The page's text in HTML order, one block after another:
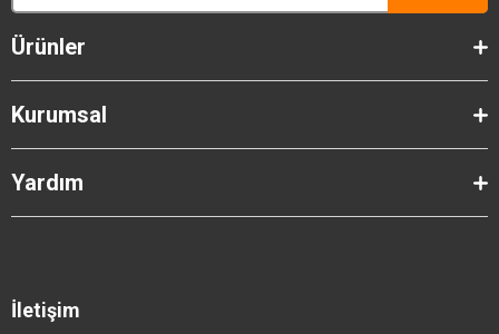
Ürünler
Kurumsal
Yardım
İletişim